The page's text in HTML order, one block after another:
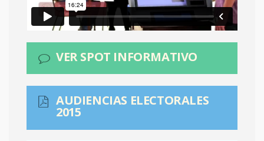
VER SPOT INFORMATIVO
AUDIENCIAS ELECTORALES
2015